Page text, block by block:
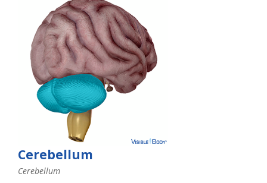
Cerebellum
Cerebellum